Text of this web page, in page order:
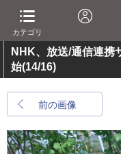
カテゴリ
NHK、放送/通信連
始(14/16)
前の画像